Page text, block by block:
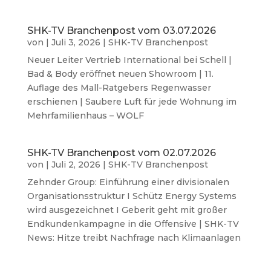
SHK-TV Branchenpost vom 03.07.2026
von | Juli 3, 2026 | SHK-TV Branchenpost
Neuer Leiter Vertrieb International bei Schell |
Bad & Body eröffnet neuen Showroom | 11.
Auflage des Mall-Ratgebers Regenwasser
erschienen | Saubere Luft für jede Wohnung im
Mehrfamilienhaus – WOLF
SHK-TV Branchenpost vom 02.07.2026
von | Juli 2, 2026 | SHK-TV Branchenpost
Zehnder Group: Einführung einer divisionalen
Organisationsstruktur I Schütz Energy Systems
wird ausgezeichnet I Geberit geht mit großer
Endkundenkampagne in die Offensive | SHK-TV
News: Hitze treibt Nachfrage nach Klimaanlagen